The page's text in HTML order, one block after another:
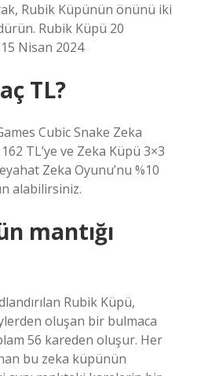
Rubik Küpünün önünü iki
Rubik Küpü 20
Nisan 2024
TL?
Cubic Snake Zeka
TL’ye ve Zeka Küpü 3×3
Zeka Oyunu’nu %10
alabilirsiniz.
mantığı
Rubik Küpü,
oluşan bir bulmaca
56 kareden oluşur. Her
bu zeka küpünün